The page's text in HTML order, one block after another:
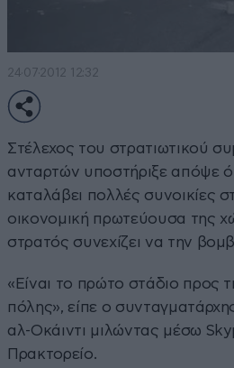
24·07·2012 12:32
Στέλεχος του στρατιωτικού
ανταρτών υποστήριξε απόψε
καταλάβει πολλές συνοικίες
οικονομική πρωτεύουσα της
στρατός συνεχίζει να την
«Είναι το πρώτο στάδιο προς
πόλης», είπε ο
αλ-Οκάιντι μιλώντας μέσω
Πρακτορείο.